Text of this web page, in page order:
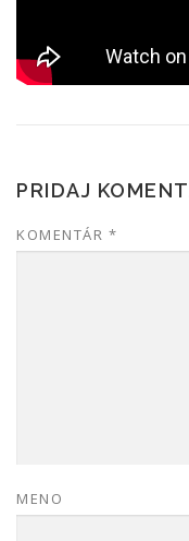
PRIDAJ
KOMENTÁR *
MENO